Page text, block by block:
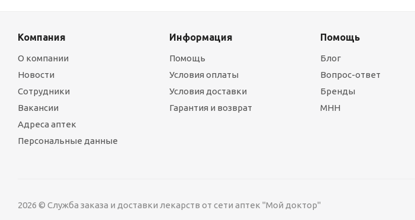
Компания
О компании
Новости
Сотрудники
Вакансии
Адреса аптек
Персональные данные
Информация
Помощь
Условия оплаты
Условия доставки
Гарантия и возврат
Помощь
Блог
Вопрос-ответ
Бренды
МНН
2026 © Служба заказа и доставки лекарств от сети аптек "Мой доктор"